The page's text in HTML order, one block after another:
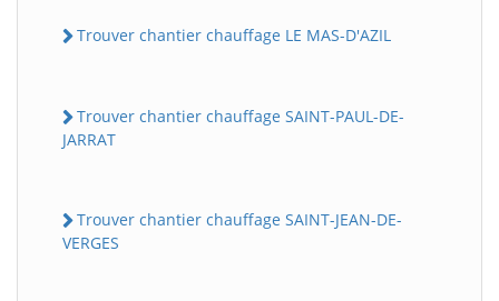
Trouver chantier chauffage LE MAS-D'AZIL
Trouver chantier chauffage SAINT-PAUL-DE-
JARRAT
Trouver chantier chauffage SAINT-JEAN-DE-
VERGES